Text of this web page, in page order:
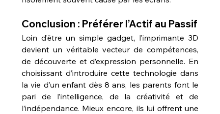
Conclusion : Préférer l’Actif au Passif
Loin d’être un simple gadget, l’imprimante 3D
devient un véritable vecteur de compétences,
de découverte et d’expression personnelle. En
choisissant d’introduire cette technologie dans
la vie d’un enfant dès 8 ans, les parents font le
pari de l’intelligence, de la créativité et de
l’indépendance. Mieux encore, ils lui offrent une